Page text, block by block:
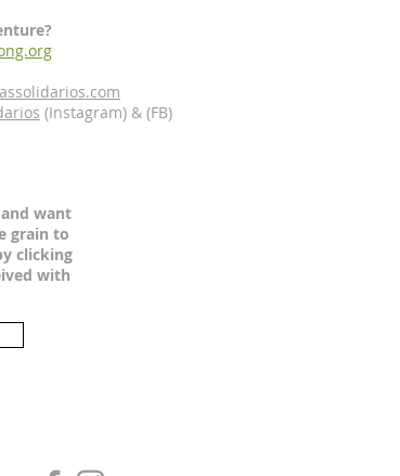
(Instagram) & (FB)
want
grain to
clicking
with